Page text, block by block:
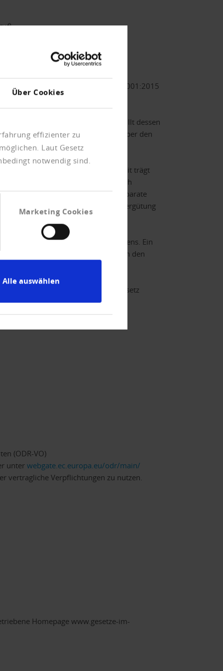
Über Cookies
effizienter zu
Laut Gesetz
notwendig sind.
Marketing Cookies
Alle auswählen
GmbH zertifiziert nach ISO 9001:2015
→ siehe: www.bdvm.de) und erfüllt dessen
Versicherungsschutzes über den
und Betreuungstätigkeit trägt
Abweichendes muss ausdrücklich
wird in der Regel eine separate
bei denen die Vermittlungsvergütung
nicht.
eines Versicherungsunternehmens. Ein
Beteiligung von über 10% an den
36 Verbraucherstreitbeilegungsgesetz
Abs. 4 der
teilzunehmen:
(ODR-VO)
unter webgate.ec.europa.eu/odr/main/
vertragliche Verpflichtungen zu nutzen.
Homepage www.gesetze-im-